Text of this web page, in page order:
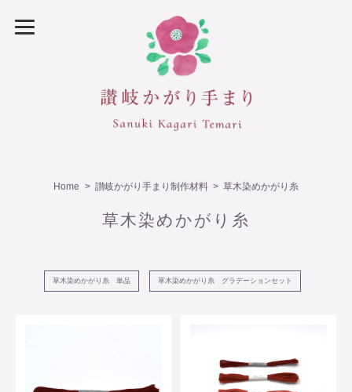
Home 讃岐かがり手まり制作材料 草木染めかがり糸
草木染めかがり糸
草木染めかがり糸 単品 草木染めかがり糸 グラデーションセット